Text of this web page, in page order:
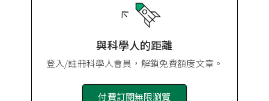
與科學人的距離
登入/註冊科學人會員，解鎖免費額度文章。
付費訂閱無限瀏覽